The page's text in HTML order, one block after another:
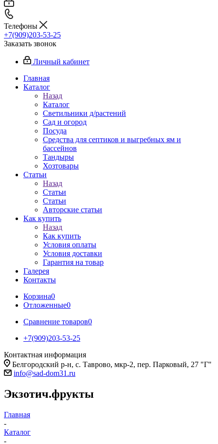
Телефоны
+7(909)203-53-25
Заказать звонок
Личный кабинет
Главная
Каталог
Назад
Каталог
Светильники д/растений
Сад и огород
Посуда
Средства для септиков и выгребных ям и
бассейнов
Тандыры
Хозтовары
Статьи
Назад
Статьи
Статьи
Авторские статьи
Как купить
Назад
Как купить
Условия оплаты
Условия доставки
Гарантия на товар
Галерея
Контакты
Корзина0
Отложенные0
Сравнение товаров0
+7(909)203-53-25
Контактная информация
Белгородский р-н, с. Таврово, мкр-2, пер. Парковый, 27 "Г"
info@sad-dom31.ru
Экзотич.фрукты
Главная
-
Каталог
-